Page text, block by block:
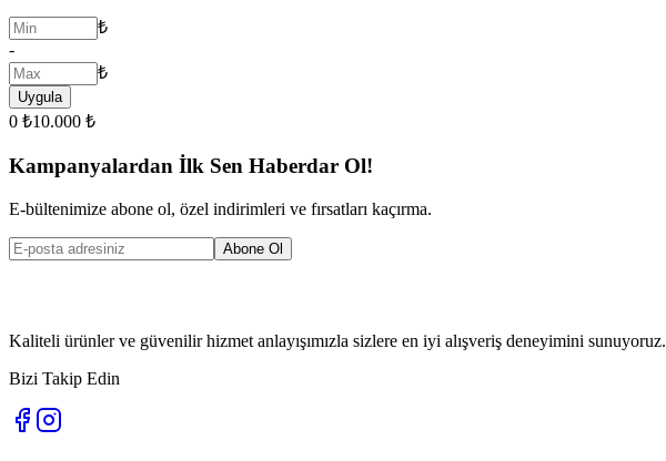
₺
-
₺
Uygula
0 ₺10.000 ₺
Kampanyalardan İlk Sen Haberdar Ol!
E-bültenimize abone ol, özel indirimleri ve fırsatları kaçırma.
Abone Ol
Kaliteli ürünler ve güvenilir hizmet anlayışımızla sizlere en iyi alışveriş deneyimini sunuyoruz.
Bizi Takip Edin